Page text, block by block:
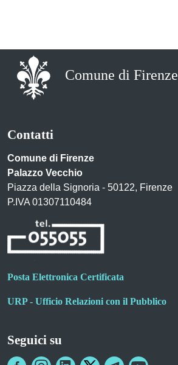
Comune di Firenze
Contatti
Comune di Firenze
Palazzo Vecchio
Piazza della Signoria - 50122, Firenze
P.IVA 01307110484
Posta Elettronica Certificata
URP - Ufficio Relazioni con il Pubblico
Seguici su